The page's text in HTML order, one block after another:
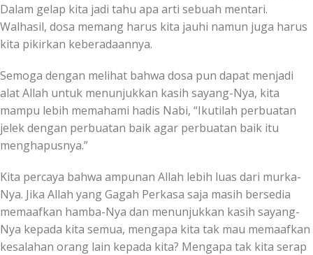
Dalam gelap kita jadi tahu apa arti sebuah mentari.
Walhasil, dosa memang harus kita jauhi namun juga harus
kita pikirkan keberadaannya.
Semoga dengan melihat bahwa dosa pun dapat menjadi
alat Allah untuk menunjukkan kasih sayang-Nya, kita
mampu lebih memahami hadis Nabi, “Ikutilah perbuatan
jelek dengan perbuatan baik agar perbuatan baik itu
menghapusnya.”
Kita percaya bahwa ampunan Allah lebih luas dari murka-
Nya. Jika Allah yang Gagah Perkasa saja masih bersedia
memaafkan hamba-Nya dan menunjukkan kasih sayang-
Nya kepada kita semua, mengapa kita tak mau memaafkan
kesalahan orang lain kepada kita? Mengapa tak kita serap